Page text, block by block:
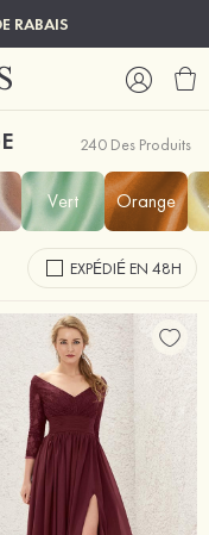
RABAIS
240 Des Produits
Vert Orange
EXPÉDIÉ EN 48H